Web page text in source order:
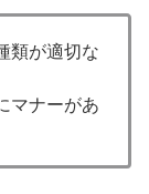
類が適切な
マナーがあ